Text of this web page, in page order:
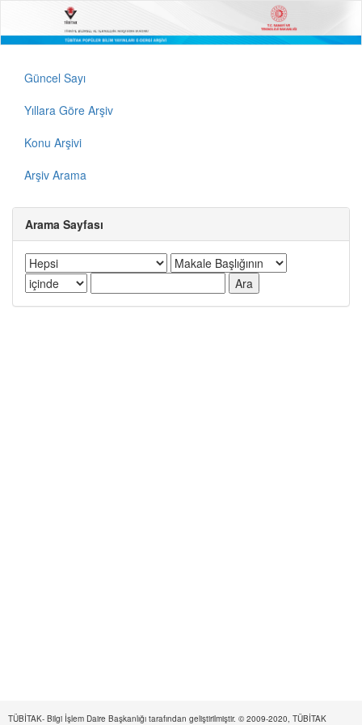
Güncel Sayı
Yıllara Göre Arşiv
Konu Arşivi
Arşiv Arama
Arama Sayfası
TÜBİTAK- Bilgi İşlem Daire Başkanlığı tarafından geliştirilmiştir. © 2009-2020, TÜBİTAK